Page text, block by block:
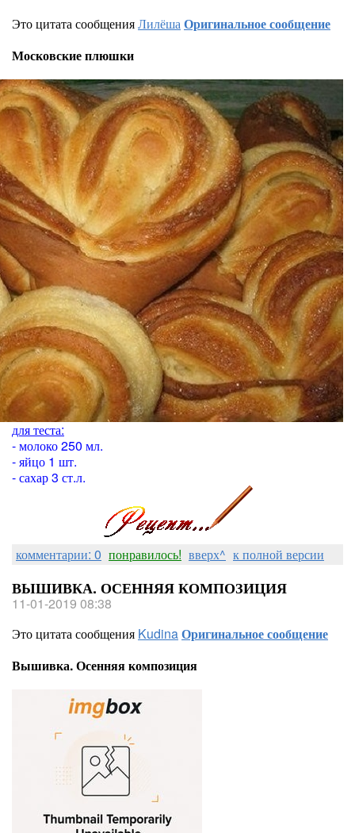
Это цитата сообщенияЛилёшаОригинальное сообщение
Московские плюшки
для теста:
- молоко 250 мл.
- яйцо 1 шт.
- сахар 3 ст.л.
комментарии: 0 понравилось! вверх^ к полной версии
ВЫШИВКА. ОСЕННЯЯ КОМПОЗИЦИЯ
11-01-2019 08:38
Это цитата сообщения KudinaОригинальное сообщение
Вышивка. Осенняя композиция